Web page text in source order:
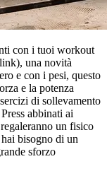
con i tuoi workout
una novità
e con i pesi, questo
e la potenza
di sollevamento
abbinati ai
un fisico
bisogno di un
sforzo